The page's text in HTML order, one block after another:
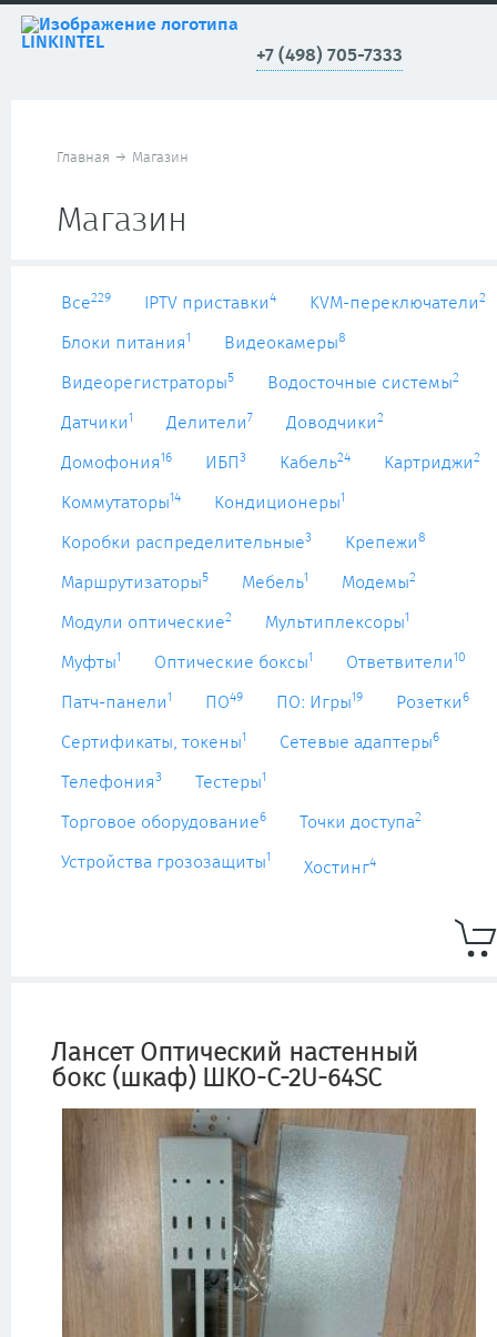
+7 (498) 705-7333
Главная → Магазин
Магазин
Все229 IPTV приставки4 KVM-переключатели2
Блоки питания1 Видеокамеры8
Видеорегистраторы5 Водосточные системы2
Датчики1 Делители7 Доводчики2
Домофония16 ИБП 3 Кабель24 Картриджи2
Коммутаторы14 Кондиционеры1
Коробки распределительные3 Крепежи8
Маршрутизаторы5 Мебель1 Модемы2
Модули оптические2 Мультиплексоры1
Муфты1 Оптические боксы1 Ответвители10
Патч-панели1 ПО49 ПО: Игры19 Розетки6
Сертификаты, токены1 Сетевые адаптеры6
Телефония3 Тестеры1
Торговое оборудование6 Точки доступа2
Устройства грозозащиты1
Хостинг4
Лансет Оптический настенный
бокс (шкаф) ШКО-C-2U-64SC